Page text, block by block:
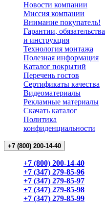
Новости компании
Миссия компании
Внимание покупатель!
Гарантии, обязательства
и инструкция
Технология монтажа
Полезная информация
Каталог покрытий
Перечень гостов
Сертификаты качества
Видеоматериалы
Рекламные материалы
Cкачать каталог
Политика
конфиденциальности
+7 (800) 200-14-40
+7 (800) 200-14-40
+7 (347) 279-85-96
+7 (347) 279-85-97
+7 (347) 279-85-98
+7 (347) 279-85-99